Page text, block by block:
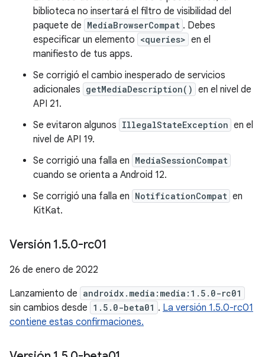
biblioteca no insertará el filtro de visibilidad del
paquete de MediaBrowserCompat . Debes
especificar un elemento <queries> en el
manifiesto de tus apps.
Se corrigió el cambio inesperado de servicios
adicionales getMediaDescription() en el nivel de
API 21.
Se evitaron algunos IllegalStateException en el
nivel de API 19.
Se corrigió una falla en MediaSessionCompat
cuando se orienta a Android 12.
Se corrigió una falla en NotificationCompat en
KitKat.
Versión 1.5.0-rc01
26 de enero de 2022
Lanzamiento de androidx.media:media:1.5.0-rc01
sin cambios desde 1.5.0-beta01 . La versión 1.5.0-rc01
contiene estas confirmaciones.